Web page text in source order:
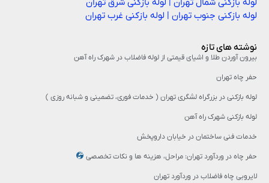
لوله بازکنی شمال تهران | لوله بازکنی شرق تهران
لوله بازکنی جنوب تهران | لوله بازکنی غرب تهران
نوشته های تازه
بیرون آوردن طلا و اشیای قیمتی از لوله فاضلاب در شهرک راه‌ آهن
حفر چاه تهران
لوله بازکنی در بزرگراه لشگری تهران ( خدمات فوری، تضمینی و شبانه روزی )
لوله بازکنی شهرک راه آهن
خدمات فنی ساختمان در خیابان داروپخش
حفر چاه در وردآورد تهران: مراحل، هزینه‌ ها و نکات تخصصی
لایروبی چاه فاضلاب در وردآورد تهران